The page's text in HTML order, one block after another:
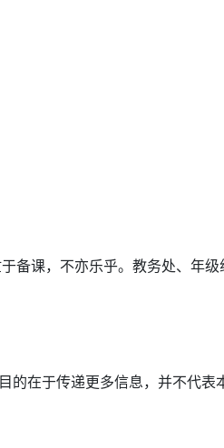
备课，不亦乐乎。教务处、年
的在于传递更多信息，并不代表